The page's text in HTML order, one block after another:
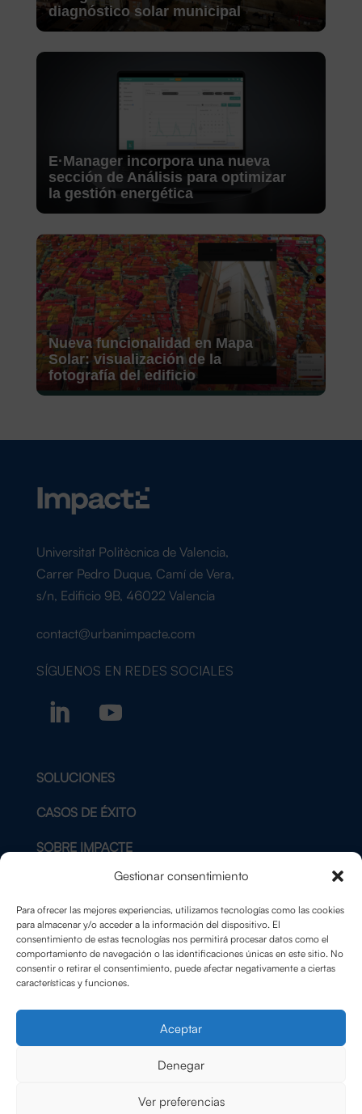
Gestionar consentimiento
Para ofrecer las mejores experiencias, utilizamos tecnologías como las cookies
para almacenar y/o acceder a la información del dispositivo. El
consentimiento de estas tecnologías nos permitirá procesar datos como el
comportamiento de navegación o las identificaciones únicas en este sitio. No
consentir o retirar el consentimiento, puede afectar negativamente a ciertas
características y funciones.
Aceptar
Denegar
Ver preferencias
diagnóstico solar municipal
E·Manager incorpora una nueva
sección de Análisis para optimizar
la gestión energética
Nueva funcionalidad en Mapa
Solar: visualización de la
fotografía del edificio
Universitat Politècnica de Valencia,
Carrer Pedro Duque, Camí de Vera,
s/n, Edificio 9B, 46022 Valencia
contact@urbanimpacte.com
SÍGUENOS EN REDES SOCIALES
SOLUCIONES
CASOS DE ÉXITO
SOBRE IMPACTE
CONTACTO
AVISO LEGAL
POLÍTICA DE COOKIES
© Copyright ImpactE 2025